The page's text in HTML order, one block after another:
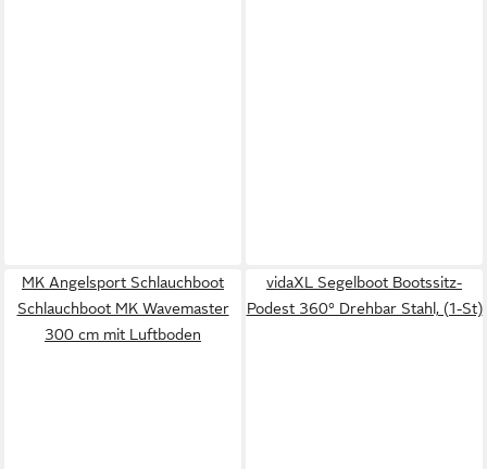
MK Angelsport Schlauchboot
Schlauchboot MK Wavemaster
300 cm mit Luftboden
vidaXL Segelboot Bootssitz-
Podest 360° Drehbar Stahl, (1-St)